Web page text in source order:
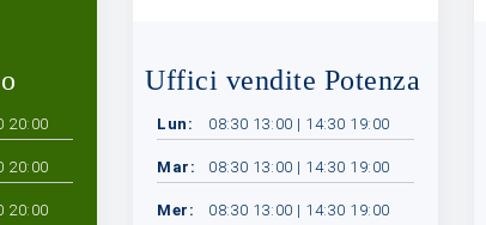
20:00
20:00
20:00
Uffici vendite Potenza
Lun: 08:30 13:00 | 14:30 19:00
Mar: 08:30 13:00 | 14:30 19:00
Mer: 08:30 13:00 | 14:30 19:00